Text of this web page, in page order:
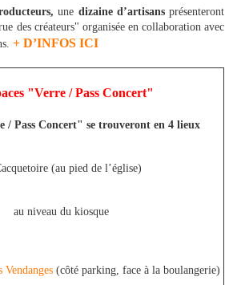
une dizaine d’artisansprésenteront
des créateurs" organisée en collaboration avec
+ D’INFOS ICI
"Verre / Pass Concert"
/ Pass Concert" se trouveront en 4 lieux
(au pied de l’église)
au niveau du kiosque
Vendanges (côté parking, face à la boulangerie)